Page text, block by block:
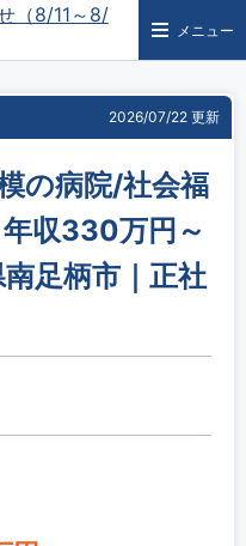
（8/11～8/
メニュー
2026/07/22 更新
の病院/社会福
収330万円～
足柄市｜正社